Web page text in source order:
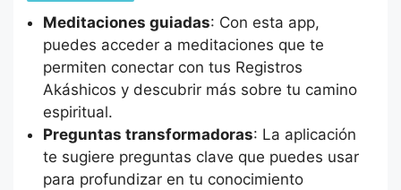
Meditaciones guiadas: Con esta app,
puedes acceder a meditaciones que te
permiten conectar con tus Registros
Akáshicos y descubrir más sobre tu camino
espiritual.
Preguntas transformadoras: La aplicación
te sugiere preguntas clave que puedes usar
para profundizar en tu conocimiento